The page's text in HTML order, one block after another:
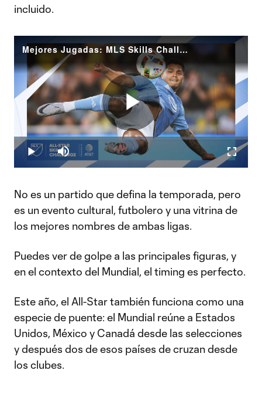
incluido.
Mejores Jugadas: MLS Skills Challenge 2024 presentado por AT&T
Play
Video
Play Mute
Loaded:
2.38%
No es un partido que defina la temporada, pero
es un evento cultural, futbolero y una vitrina de
los mejores nombres de ambas ligas.
Puedes ver de golpe a las principales figuras, y
en el contexto del Mundial, el timing es perfecto.
Este año, el All-Star también funciona como una
especie de puente: el Mundial reúne a Estados
Unidos, México y Canadá desde las selecciones
y después dos de esos países de cruzan desde
los clubes.